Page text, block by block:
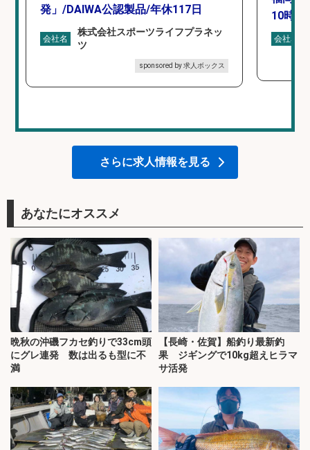
発」/DAIWA公認製品/年休117日
会社名
株式会社スポーツライフプラネッ
ツ
sponsored by 求人ボックス
10時間
会社名
さらに求人情報を見る
あなたにオススメ
晩秋の沖磯フカセ釣りで33cm頭
にグレ連発 数は出るも型に不
満
【長崎・佐賀】船釣り最新釣
果 ジギングで10kg超えヒラマ
サ活発